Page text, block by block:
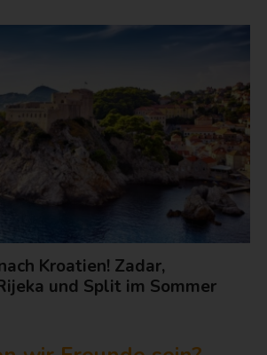
Kroatien! Zadar,
und Split im Sommer